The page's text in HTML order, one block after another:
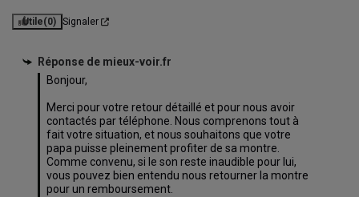
Utile(0) Signaler
Réponse de mieux-voir.fr
Bonjour,
Merci pour votre retour détaillé et pour nous avoir
contactés par téléphone. Nous comprenons tout à
fait votre situation, et nous souhaitons que votre
papa puisse pleinement profiter de sa montre.
Comme convenu, si le son reste inaudible pour lui,
vous pouvez bien entendu nous retourner la montre
pour un remboursement.